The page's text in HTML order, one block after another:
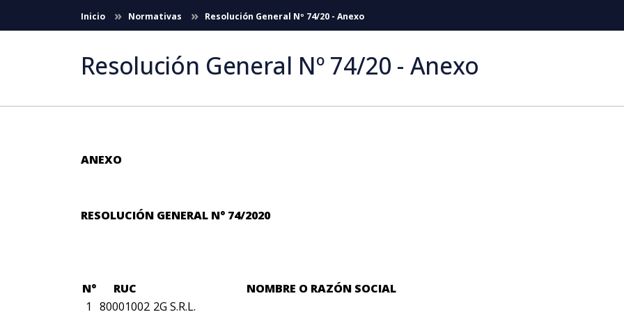
Saltar al contenido principal
Inicio Normativas Resolución General Nº 74/20 - Anexo
Resolución General Nº 74/20 - Anexo
ANEXO
RESOLUCIÓN GENERAL N° 74/2020
N° RUC
NOMBRE O RAZÓN SOCIAL
1
80001002 2G S.R.L.